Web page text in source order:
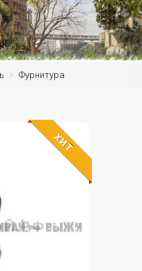
Фурнитура
ХИТ